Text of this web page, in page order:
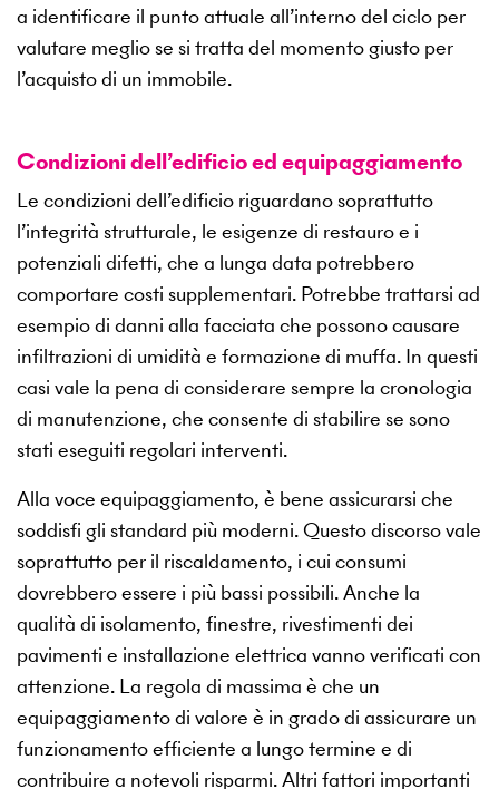
a identificare il punto attuale all’interno del ciclo per
valutare meglio se si tratta del momento giusto per
l’acquisto di un immobile.
Condizioni dell’edificio ed equipaggiamento
Le condizioni dell’edificio riguardano soprattutto
l’integrità strutturale, le esigenze di restauro e i
potenziali difetti, che a lunga data potrebbero
comportare costi supplementari. Potrebbe trattarsi ad
esempio di danni alla facciata che possono causare
infiltrazioni di umidità e formazione di muffa. In questi
casi vale la pena di considerare sempre la cronologia
di manutenzione, che consente di stabilire se sono
stati eseguiti regolari interventi.
Alla voce equipaggiamento, è bene assicurarsi che
soddisfi gli standard più moderni. Questo discorso vale
soprattutto per il riscaldamento, i cui consumi
dovrebbero essere i più bassi possibili. Anche la
qualità di isolamento, finestre, rivestimenti dei
pavimenti e installazione elettrica vanno verificati con
attenzione. La regola di massima è che un
equipaggiamento di valore è in grado di assicurare un
funzionamento efficiente a lungo termine e di
contribuire a notevoli risparmi. Altri fattori importanti